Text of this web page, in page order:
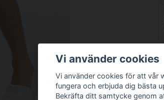
Vi använder cookies
Vi använder cookies för att vår
fungera och erbjuda dig bästa
Bekräfta ditt samtycke genom